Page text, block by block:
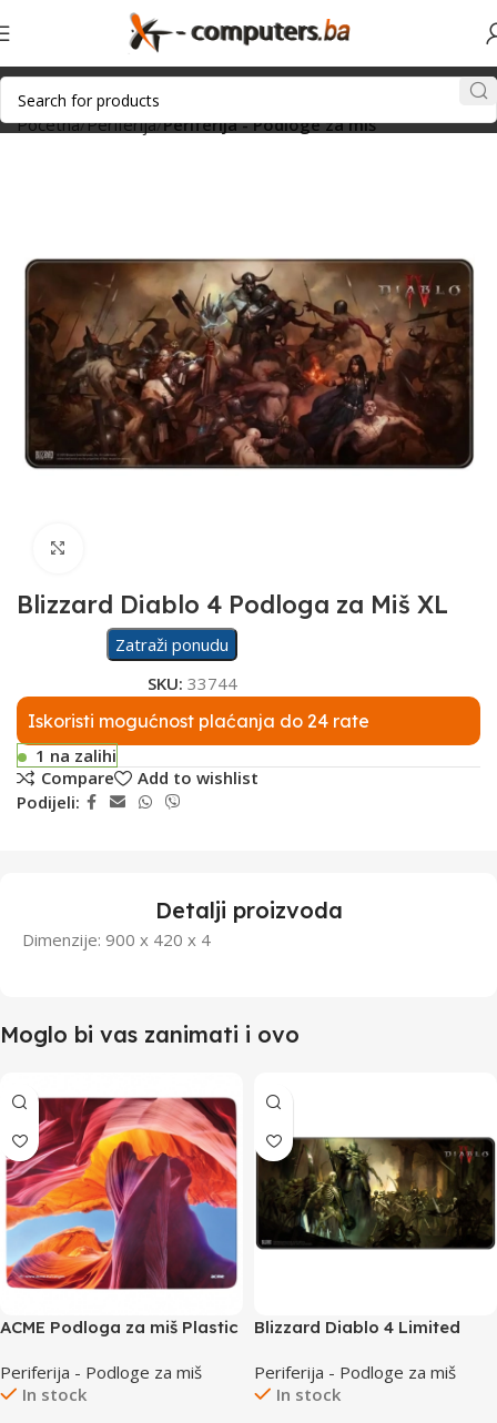
Početna Periferija Periferija - Podloge za miš
Blizzard Diablo 4 Podloga za Miš XL
Zatraži ponudu
SKU: 33744
Iskoristi mogućnost plaćanja do 24 rate
1 na zalihi
Compare
Add to wishlist
Podijeli:
Detalji proizvoda
Dimenzije: 900 x 420 x 4
Moglo bi vas zanimati i ovo
ACME Podloga za miš Plastic
Periferija - Podloge za miš
In stock
Blizzard Diablo 4 Limited
Periferija - Podloge za miš
In stock